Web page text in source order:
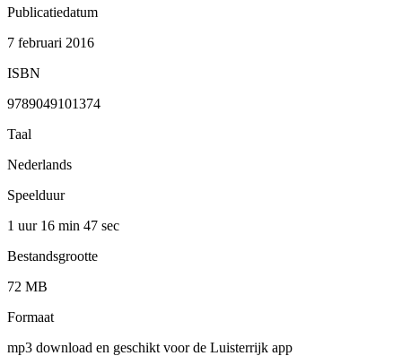
Publicatiedatum
7 februari 2016
ISBN
9789049101374
Taal
Nederlands
Speelduur
1 uur 16 min 47 sec
Bestandsgrootte
72 MB
Formaat
mp3 download en geschikt voor de Luisterrijk app